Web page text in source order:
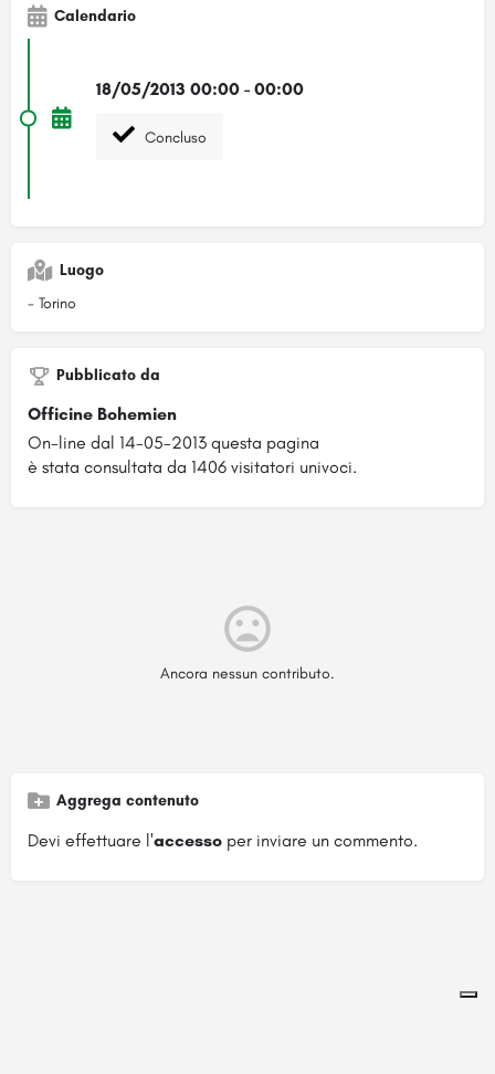
Calendario
18/05/2013 00:00 - 00:00
Concluso
Luogo
- Torino
Pubblicato da
Officine Bohemien
On-line dal 14-05-2013 questa pagina
è stata consultata da 1406 visitatori univoci.
Ancora nessun contributo.
Aggrega contenuto
Devi effettuare l'accesso per inviare un commento.